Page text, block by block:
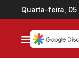
Ir direto pro conteúdo
Quarta-feira, 05